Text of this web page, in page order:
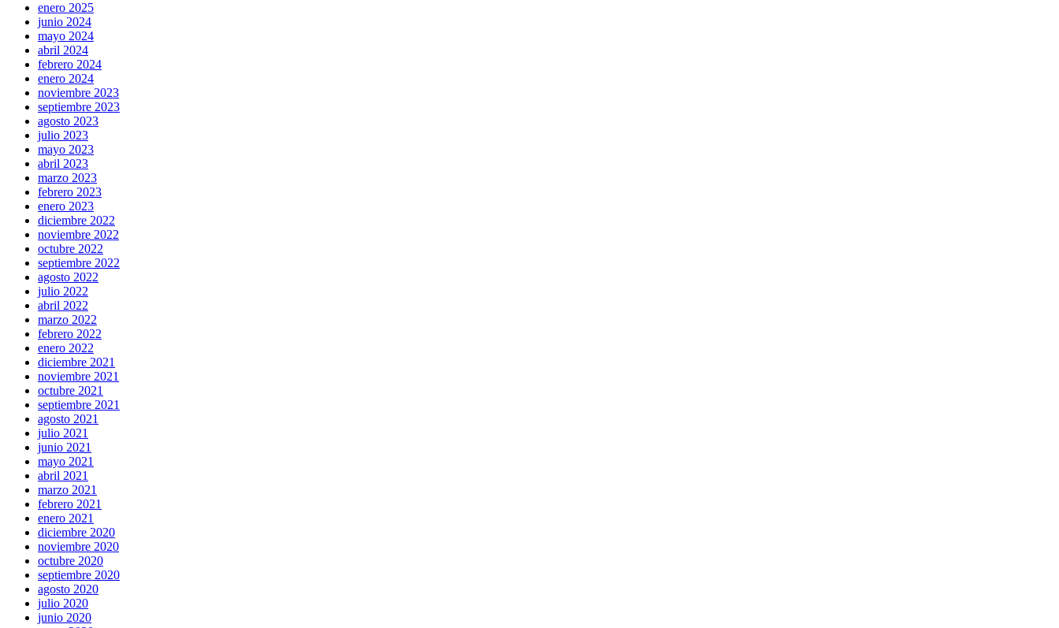
enero 2025
junio 2024
mayo 2024
abril 2024
febrero 2024
enero 2024
noviembre 2023
septiembre 2023
agosto 2023
julio 2023
mayo 2023
abril 2023
marzo 2023
febrero 2023
enero 2023
diciembre 2022
noviembre 2022
octubre 2022
septiembre 2022
agosto 2022
julio 2022
abril 2022
marzo 2022
febrero 2022
enero 2022
diciembre 2021
noviembre 2021
octubre 2021
septiembre 2021
agosto 2021
julio 2021
junio 2021
mayo 2021
abril 2021
marzo 2021
febrero 2021
enero 2021
diciembre 2020
noviembre 2020
octubre 2020
septiembre 2020
agosto 2020
julio 2020
junio 2020